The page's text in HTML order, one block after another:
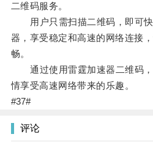
二维码服务。
用户只需扫描二维码，即可快
器，享受稳定和高速的网络连接
畅。
通过使用雷霆加速器二维码，
情享受高速网络带来的乐趣。
#37#
评论